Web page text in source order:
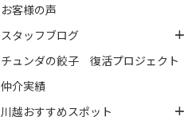
お客様の声
スタッフブログ
チュンダの餃子 復活プロジェクト
仲介実績
川越おすすめスポット